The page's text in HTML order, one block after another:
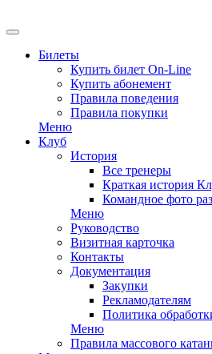
Билеты
Купить билет On-Line
Купить абонемент
Правила поведения
Правила покупки
Меню
Клуб
История
Все тренеры
Краткая история
Командное фото
Меню
Руководство
Визитная карточка
Контакты
Документация
Закупки
Рекламодателям
Политика
Меню
Правила массового